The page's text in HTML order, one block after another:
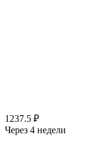
1237.5 ₽
Через 4 недели